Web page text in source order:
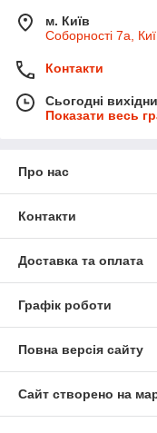
м. Київ
Соборності 7а,
Контакти
Сьогодні
Показати весь
Про нас
Контакти
Доставка та оплата
Графік роботи
Повна версія сайту
Сайт створено на